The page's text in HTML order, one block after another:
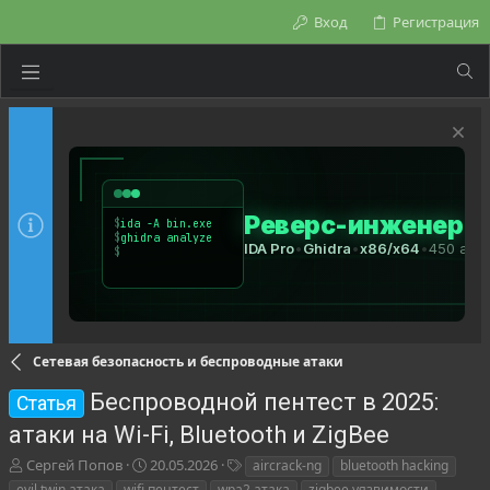
Вход Регистрация
Сетевая безопасность и беспроводные атаки
Статья
Беспроводной пентест в 2025:
атаки на Wi-Fi, Bluetooth и ZigBee
А
в
Сергей Попов
Д
а
20.05.2026
е
aircrack-ng
bluetooth hacking